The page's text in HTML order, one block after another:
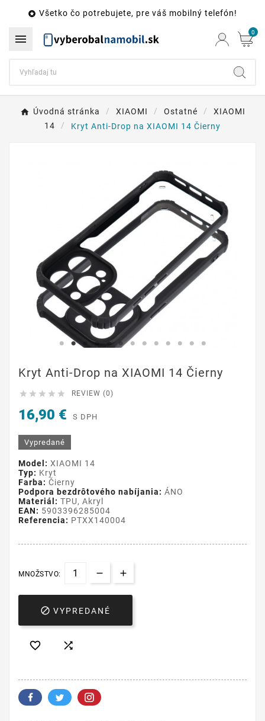
 Všetko čo potrebujete, pre váš mobilný telefón!
 0
Úvodná stránka XIAOMI Ostatné
XIAOMI
14
Kryt Anti-Drop na XIAOMI 14 Čierny
Kryt Anti-Drop na XIAOMI 14 Čierny
     REVIEW (0)
16,90 € S DPH
Vypredané
Model: XIAOMI 14
Typ: Kryt
Farba: Čierny
Podpora bezdrôtového nabíjania: ÁNO
Materiál: TPU, Akryl
EAN: 5903396285004
Referencia: PTXX140004
MNOŽSTVO:
 VYPREDANÉ
 